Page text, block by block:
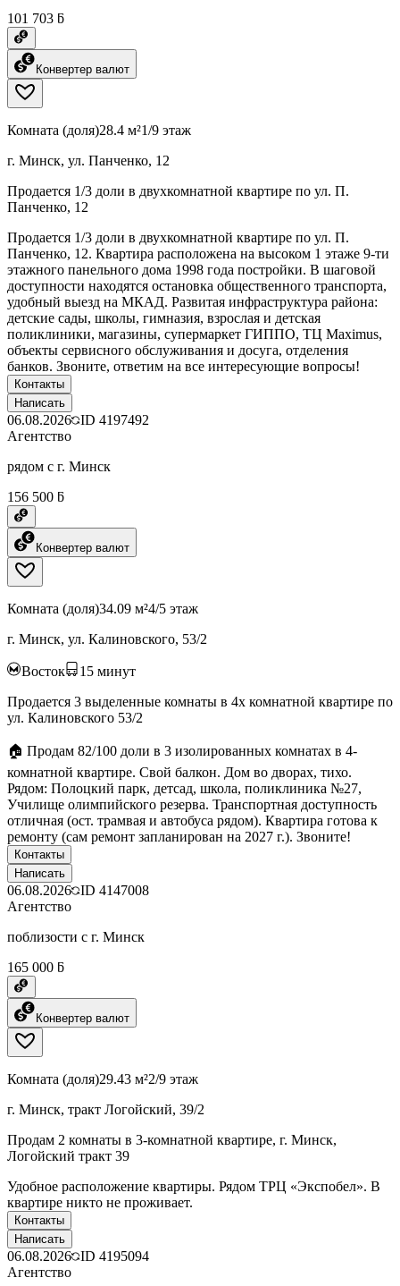
101 703 ƃ
Конвертер валют
Комната (доля)28.4 м²1/9 этаж
г. Минск, ул. Панченко, 12
Продается 1/3 доли в двухкомнатной квартире по ул. П.
Панченко, 12
Продается 1/3 доли в двухкомнатной квартире по ул. П.
Панченко, 12. Квартира расположена на высоком 1 этаже 9-ти
этажного панельного дома 1998 года постройки. В шаговой
доступности находятся остановка общественного транспорта,
удобный выезд на МКАД. Развитая инфраструктура района:
детские сады, школы, гимназия, взрослая и детская
поликлиники, магазины, супермаркет ГИППО, ТЦ Maximus,
объекты сервисного обслуживания и досуга, отделения
банков. Звоните, ответим на все интересующие вопросы!
Контакты
Написать
06.08.2026 ID 4197492
Агентство
рядом с г. Минск
156 500 ƃ
Конвертер валют
Комната (доля)34.09 м²4/5 этаж
г. Минск, ул. Калиновского, 53/2
Восток 15 минут
Продается 3 выделенные комнаты в 4х комнатной квартире по
ул. Калиновского 53/2
🏠 Продам 82/100 доли в 3 изолированных комнатах в 4-
комнатной квартире. Свой балкон. Дом во дворах, тихо.
Рядом: Полоцкий парк, детсад, школа, поликлиника №27,
Училище олимпийского резерва. Транспортная доступность
отличная (ост. трамвая и автобуса рядом). Квартира готова к
ремонту (сам ремонт запланирован на 2027 г.). Звоните!
Контакты
Написать
06.08.2026 ID 4147008
Агентство
поблизости с г. Минск
165 000 ƃ
Конвертер валют
Комната (доля)29.43 м²2/9 этаж
г. Минск, тракт Логойский, 39/2
Продам 2 комнаты в 3-комнатной квартире, г. Минск,
Логойский тракт 39
Удобное расположение квартиры. Рядом ТРЦ «Экспобел». В
квартире никто не проживает.
Контакты
Написать
06.08.2026 ID 4195094
Агентство